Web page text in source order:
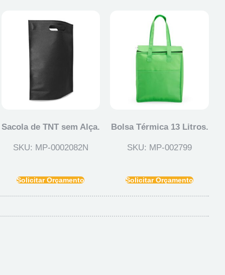
Sacola de TNT sem Alça.
SKU: MP-0002082N
Solicitar Orçamento
Bolsa Térmica 13 Litros.
SKU: MP-002799
Solicitar Orçamento